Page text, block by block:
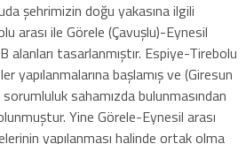
şehrimizin doğu yakasına ilgili
arası ile Görele (Çavuşlu)-Eynesil
alanları tasarlanmıştır. Espiye-Tirebolu
yapılanmalarına başlamış ve (Giresun
sahamızda bulunmasından
Yine Görele-Eynesil arası
yapılanması halinde ortak olma